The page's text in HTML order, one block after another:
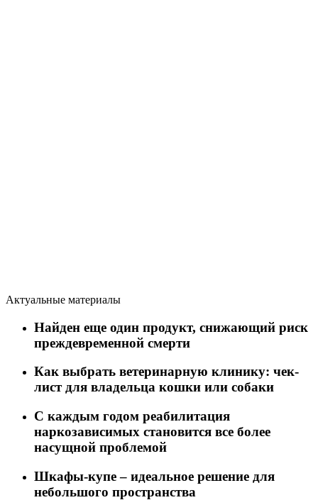
Актуальные материалы
Найден еще один продукт, снижающий риск
преждевременной смерти
Как выбрать ветеринарную клинику: чек-
лист для владельца кошки или собаки
C каждым годом реабилитация
наркозависимых становится все более
насущной проблемой
Шкафы-купе – идеальное решение для
небольшого пространства